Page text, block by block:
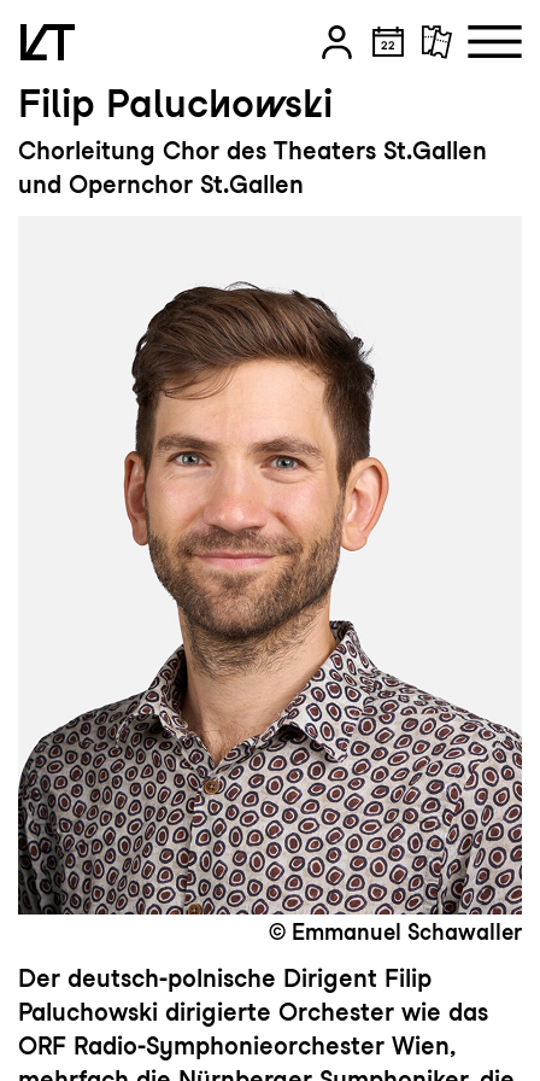
Zum Hauptinhalt springen
Zum Footer springen
Filip Paluchowski
Chorleitung Chor des Theaters St.Gallen
und Opernchor St.Gallen
© Emmanuel Schawaller
Der deutsch-polnische Dirigent Filip
Paluchowski dirigierte Orchester wie das
ORF Radio-Symphonieorchester Wien,